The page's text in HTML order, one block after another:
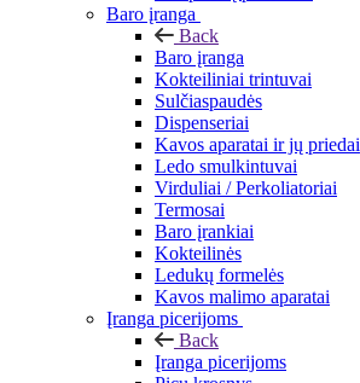
Baro įranga
Back
Baro įranga
Kokteiliniai trintuvai
Sulčiaspaudės
Dispenseriai
Kavos aparatai ir jų priedai
Ledo smulkintuvai
Virduliai / Perkoliatoriai
Termosai
Baro įrankiai
Kokteilinės
Ledukų formelės
Kavos malimo aparatai
Įranga picerijoms
Back
Įranga picerijoms